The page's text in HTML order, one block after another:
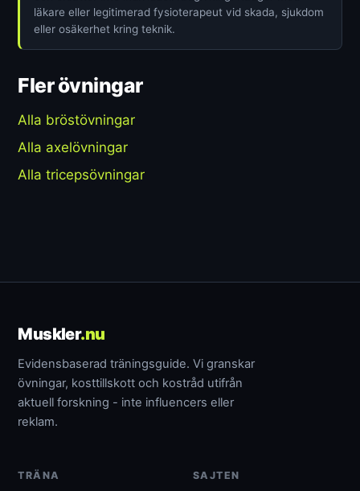
läkare eller legitimerad fysioterapeut vid skada, sjukdom
eller osäkerhet kring teknik.
Fler övningar
Alla bröstövningar
Alla axelövningar
Alla tricepsövningar
Muskler.nu
Evidensbaserad träningsguide. Vi granskar
övningar, kosttillskott och kostråd utifrån
aktuell forskning - inte influencers eller
reklam.
TRÄNA SAJTEN